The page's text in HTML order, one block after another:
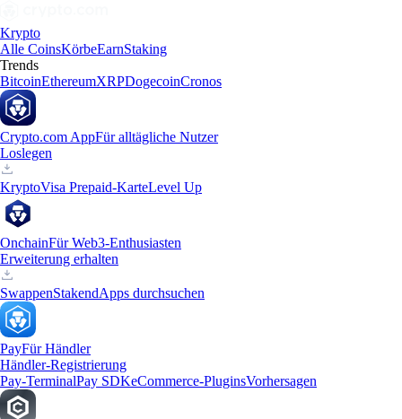
Krypto
Alle CoinsKörbeEarnStaking
Trends
BitcoinEthereumXRPDogecoinCronos
Crypto.com AppFür alltägliche Nutzer
Loslegen
KryptoVisa Prepaid-KarteLevel Up
OnchainFür Web3-Enthusiasten
Erweiterung erhalten
SwappenStakendApps durchsuchen
PayFür Händler
Händler-Registrierung
Pay-TerminalPay SDKeCommerce-PluginsVorhersagen